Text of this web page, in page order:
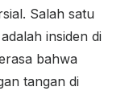
Salah satu
insiden di
bahwa
tangan di